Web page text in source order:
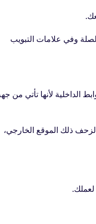
وفي علامات التبويب
لأنها تأتي من
ذلك الموقع الخارجي،